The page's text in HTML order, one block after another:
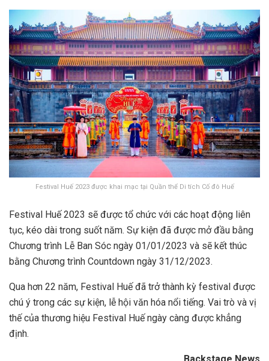
Festival Huế 2023 được khai mạc tại Quần thể Di tích Cố đô Huế
Festival Huế 2023 sẽ được tổ chức với các hoạt động liên
tục, kéo dài trong suốt năm. Sự kiện đã được mở đầu bằng
Chương trình Lễ Ban Sóc ngày 01/01/2023 và sẽ kết thúc
bằng Chương trình Countdown ngày 31/12/2023.
Qua hơn 22 năm, Festival Huế đã trở thành kỳ festival được
chú ý trong các sự kiện, lễ hội văn hóa nổi tiếng. Vai trò và vị
thế của thương hiệu Festival Huế ngày càng được khẳng
định.